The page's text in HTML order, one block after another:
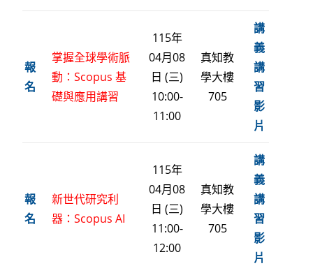
報
名
掌握全球學術脈
動：Scopus 基
礎與應用講習
115年
04月08
日 (三)
10:00-
11:00
真知教
學大樓
705
講
義
講
習
影
片
報
名
新世代研究利
器：Scopus AI
115年
04月08
日 (三)
11:00-
12:00
真知教
學大樓
705
講
義
講
習
影
片